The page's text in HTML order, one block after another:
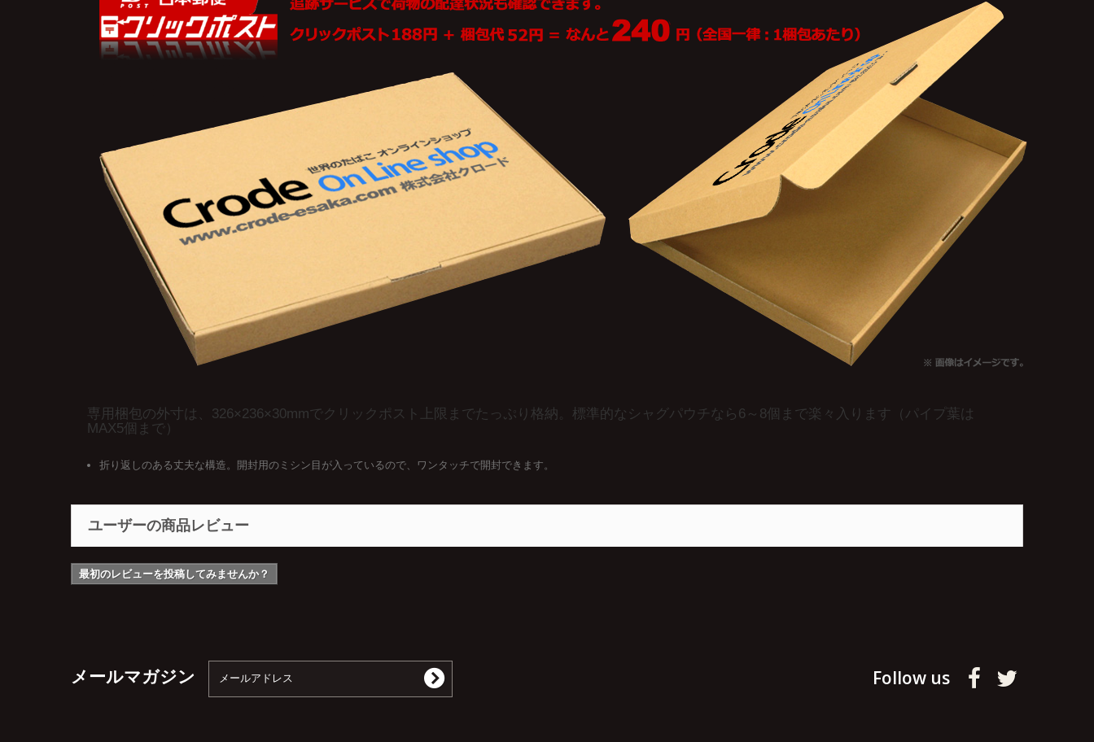
専用梱包の外寸は、326×236×30mmでクリックポスト上限までたっぷり格納。標準的なシャグパウチなら6～8個まで楽々入ります（パイプ葉は
MAX5個まで）
折り返しのある丈夫な構造。開封用のミシン目が入っているので、ワンタッチで開封できます。
ユーザーの商品レビュー
最初のレビューを投稿してみませんか？
メールマガジン Follow us